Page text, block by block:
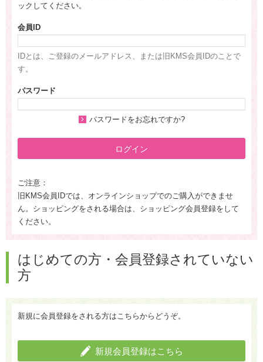
ックしてください。
会員ID
IDとは、ご登録のメールアドレス、または旧KMS会員IDのことで
す。
パスワード
パスワードをお忘れですか?
ログイン
ご注意：
旧KMS会員IDでは、オンラインショップでのご購入ができませ
ん。ショッピングをされる場合は、ショッピング会員登録をして
ください。
はじめての方・会員登録されていない
方
新規に会員登録をされる方はこちらからどうぞ。
新規会員登録はこちら